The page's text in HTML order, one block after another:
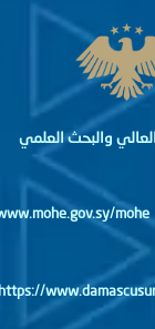
والبحث العلمي
http://www.mohe.gov.sy/